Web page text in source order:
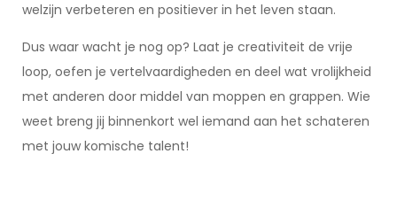
welzijn verbeteren en positiever in het leven staan.
Dus waar wacht je nog op? Laat je creativiteit de vrije
loop, oefen je vertelvaardigheden en deel wat vrolijkheid
met anderen door middel van moppen en grappen. Wie
weet breng jij binnenkort wel iemand aan het schateren
met jouw komische talent!